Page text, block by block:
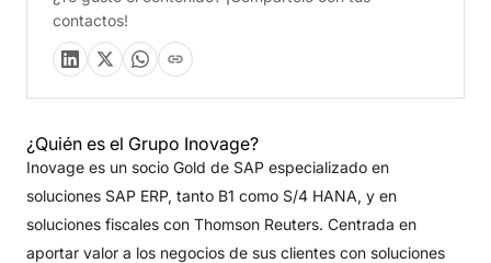
¿Quién es el Grupo Inovage?
Inovage es un socio Gold de SAP especializado en
soluciones SAP ERP, tanto B1 como S/4 HANA, y en
soluciones fiscales con Thomson Reuters. Centrada en
aportar valor a los negocios de sus clientes con soluciones
contactos!